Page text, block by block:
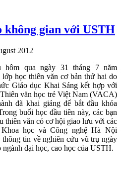
không gian với USTH
2012
hôm qua ngày 31 tháng 7 năm
lớp học thiên văn cơ bản thứ hai do
Giáo dục Khai Sáng kết hợp với
văn học trẻ Việt Nam (VACA)
đã khai giảng để bắt đầu khóa
buổi học đầu tiên này, các bạn
thiên văn có cơ hội giao lưu với các
học và Công nghệ Hà Nội
tin về nghiên cứu vũ trụ ngày
đại học, cao học của USTH.